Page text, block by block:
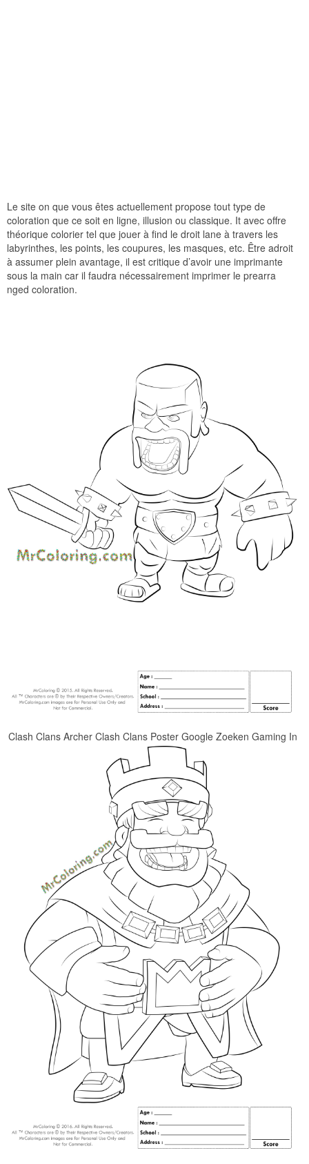
Le site on que vous êtes actuellement propose tout type de
coloration que ce soit en ligne, illusion ou classique. It avec offre
théorique colorier tel que jouer à find le droit lane à travers les
labyrinthes, les points, les coupures, les masques, etc. Être adroit
à assumer plein avantage, il est critique d’avoir une imprimante
sous la main car il faudra nécessairement imprimer le prearra
nged coloration.
Clash Clans Archer Clash Clans Poster Google Zoeken Gaming In